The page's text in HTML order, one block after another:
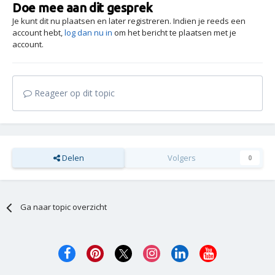
Doe mee aan dit gesprek
Je kunt dit nu plaatsen en later registreren. Indien je reeds een
account hebt,log dan nu in om het bericht te plaatsen met je
account.
Reageer op dit topic
Delen Volgers 0
Ga naar topic overzicht